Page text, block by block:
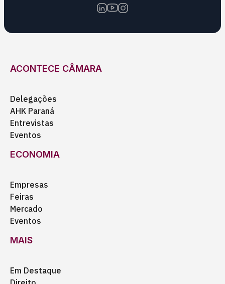
ACONTECE CÂMARA
Delegações
AHK Paraná
Entrevistas
Eventos
ECONOMIA
Empresas
Feiras
Mercado
Eventos
MAIS
Em Destaque